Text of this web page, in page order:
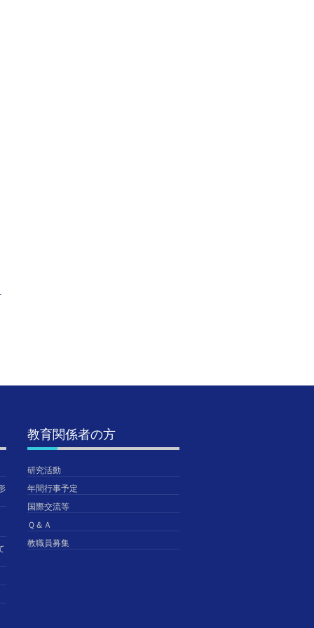
教育関係者の方
研究活動
年間行事予定
国際交流等
Ｑ＆Ａ
教職員募集